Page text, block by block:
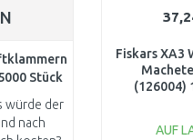
Fiskars XA3
(126004)
AUF
Stück
würde der
nach